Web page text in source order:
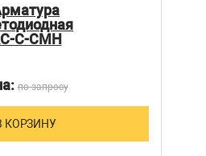
С-СМН
по запросу
КОРЗИНУ